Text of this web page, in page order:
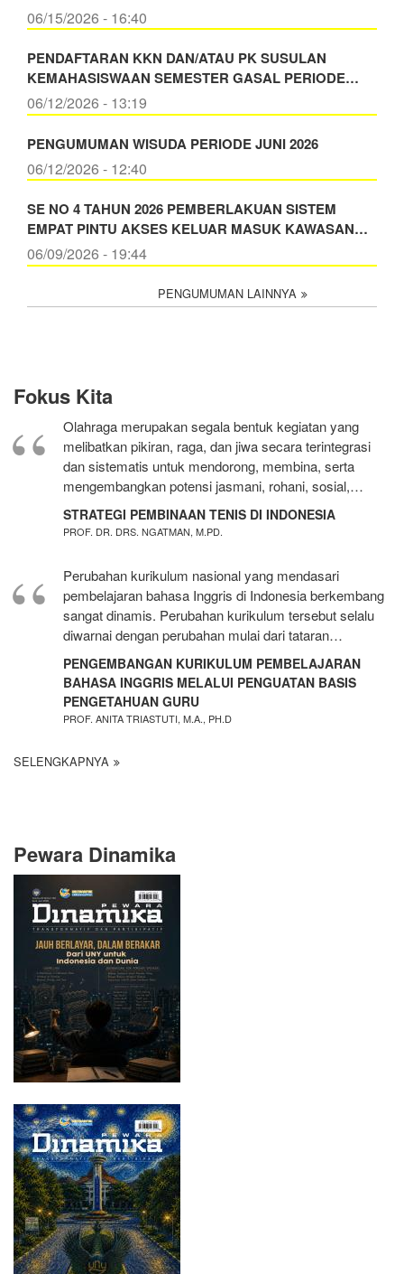
06/15/2026 - 16:40
PENDAFTARAN KKN DAN/ATAU PK SUSULAN
KEMAHASISWAAN SEMESTER GASAL PERIODE…
06/12/2026 - 13:19
PENGUMUMAN WISUDA PERIODE JUNI 2026
06/12/2026 - 12:40
SE NO 4 TAHUN 2026 PEMBERLAKUAN SISTEM
EMPAT PINTU AKSES KELUAR MASUK KAWASAN…
06/09/2026 - 19:44
PENGUMUMAN LAINNYA
Fokus Kita
Olahraga merupakan segala bentuk kegiatan yang
melibatkan pikiran, raga, dan jiwa secara terintegrasi
dan sistematis untuk mendorong, membina, serta
mengembangkan potensi jasmani, rohani, sosial,…
STRATEGI PEMBINAAN TENIS DI INDONESIA
PROF. DR. DRS. NGATMAN, M.PD.
Perubahan kurikulum nasional yang mendasari
pembelajaran bahasa Inggris di Indonesia berkembang
sangat dinamis. Perubahan kurikulum tersebut selalu
diwarnai dengan perubahan mulai dari tataran…
PENGEMBANGAN KURIKULUM PEMBELAJARAN
BAHASA INGGRIS MELALUI PENGUATAN BASIS
PENGETAHUAN GURU
PROF. ANITA TRIASTUTI, M.A., PH.D
SELENGKAPNYA
Pewara Dinamika